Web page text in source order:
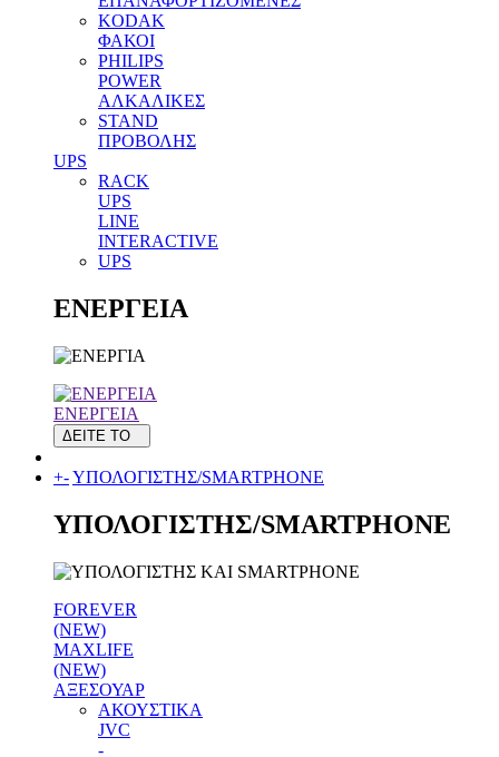
KODAK
ΦΑΚΟΙ
PHILIPS
POWER
ΑΛΚΑΛΙΚΕΣ
STAND
ΠΡΟΒΟΛΗΣ
UPS
RACK
UPS
LINE
INTERACTIVE
UPS
ΕΝΕΡΓΕΙΑ
ΕΝΕΡΓΕΙΑ
ΔΕΙΤΕ ΤΟ
+-ΥΠΟΛΟΓΙΣΤΗΣ/SMARTPHONE
ΥΠΟΛΟΓΙΣΤΗΣ/SMARTPHONE
FOREVER
(NEW)
MAXLIFE
(NEW)
ΑΞΕΣΟΥΑΡ
ΑΚΟΥΣΤΙΚΑ
JVC
-